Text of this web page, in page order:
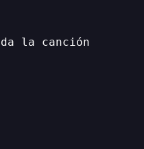
la canción